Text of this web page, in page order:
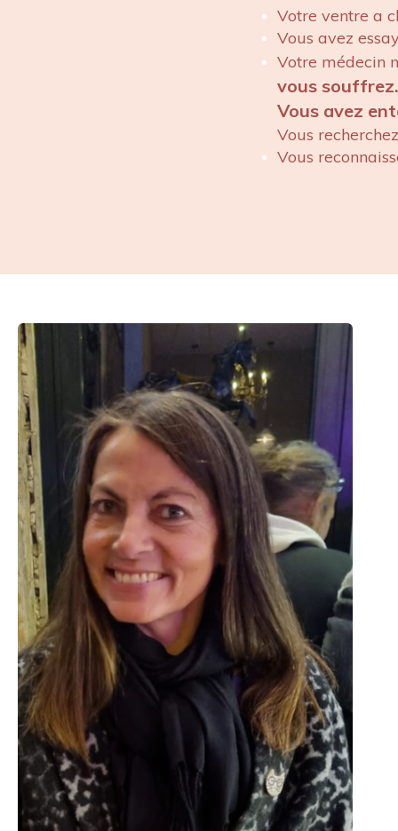
Votre ventre a
Vous avez
Votre médecin
vous souffrez.
Vous avez
Vous
Vous